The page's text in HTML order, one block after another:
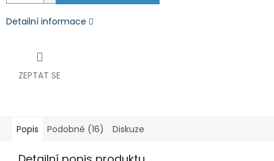
Detailní informace
ZEPTAT SE
Popis Podobné (16) Diskuze